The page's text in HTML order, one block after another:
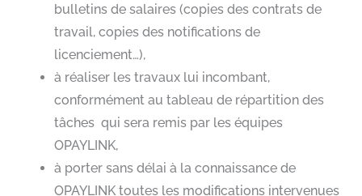
bulletins de salaires (copies des contrats de
travail, copies des notifications de
licenciement…),​
à réaliser les travaux lui incombant,
conformément au tableau de répartition des
tâches qui sera remis par les équipes
OPAYLINK,​
à porter sans délai à la connaissance de
OPAYLINK toutes les modifications intervenues